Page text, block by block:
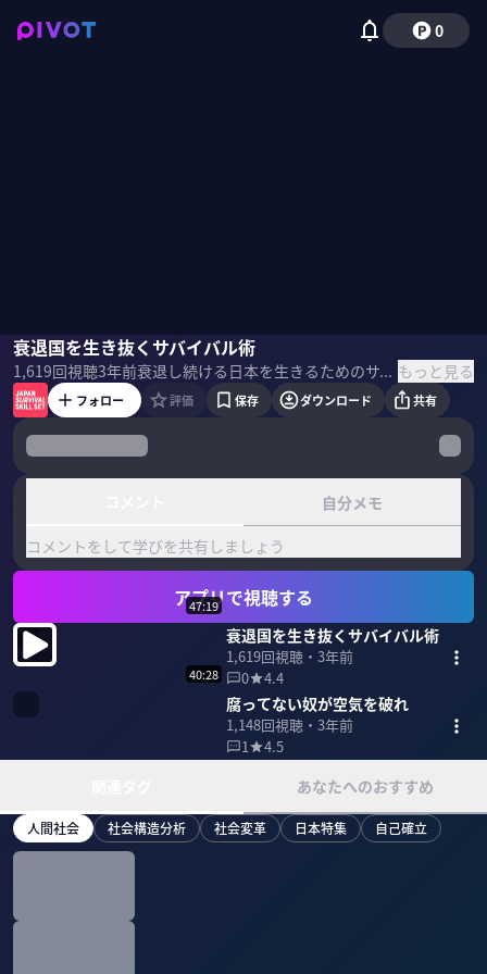
0
衰退国を生き抜くサバイバル術
1,619回視聴3年前 衰退し続ける日本を生きるためのサバイバル教養番組「JAPAN SURVIVAL SKILL SET」。社会学者 宮台真司氏とニュースキャスターで社会学者の安藤優子氏が「日本の病」を徹底的に解剖した。 ＜目次＞ もっと見る
宮台真司安藤優子
フォロー 評価 保存 ダウンロード 共有
自分メモ
コメントをして学びを共有しましょう
アプリで視聴する
47:19
衰退国を生き抜くサバイバル術
1,619回視聴・ 3年前
0
4.4
40:28
腐ってない奴が空気を破れ
1,148回視聴・ 3年前
1
4.5
あなたへのおすすめ
人間社会 社会構造分析 社会変革 日本特集 自己確立